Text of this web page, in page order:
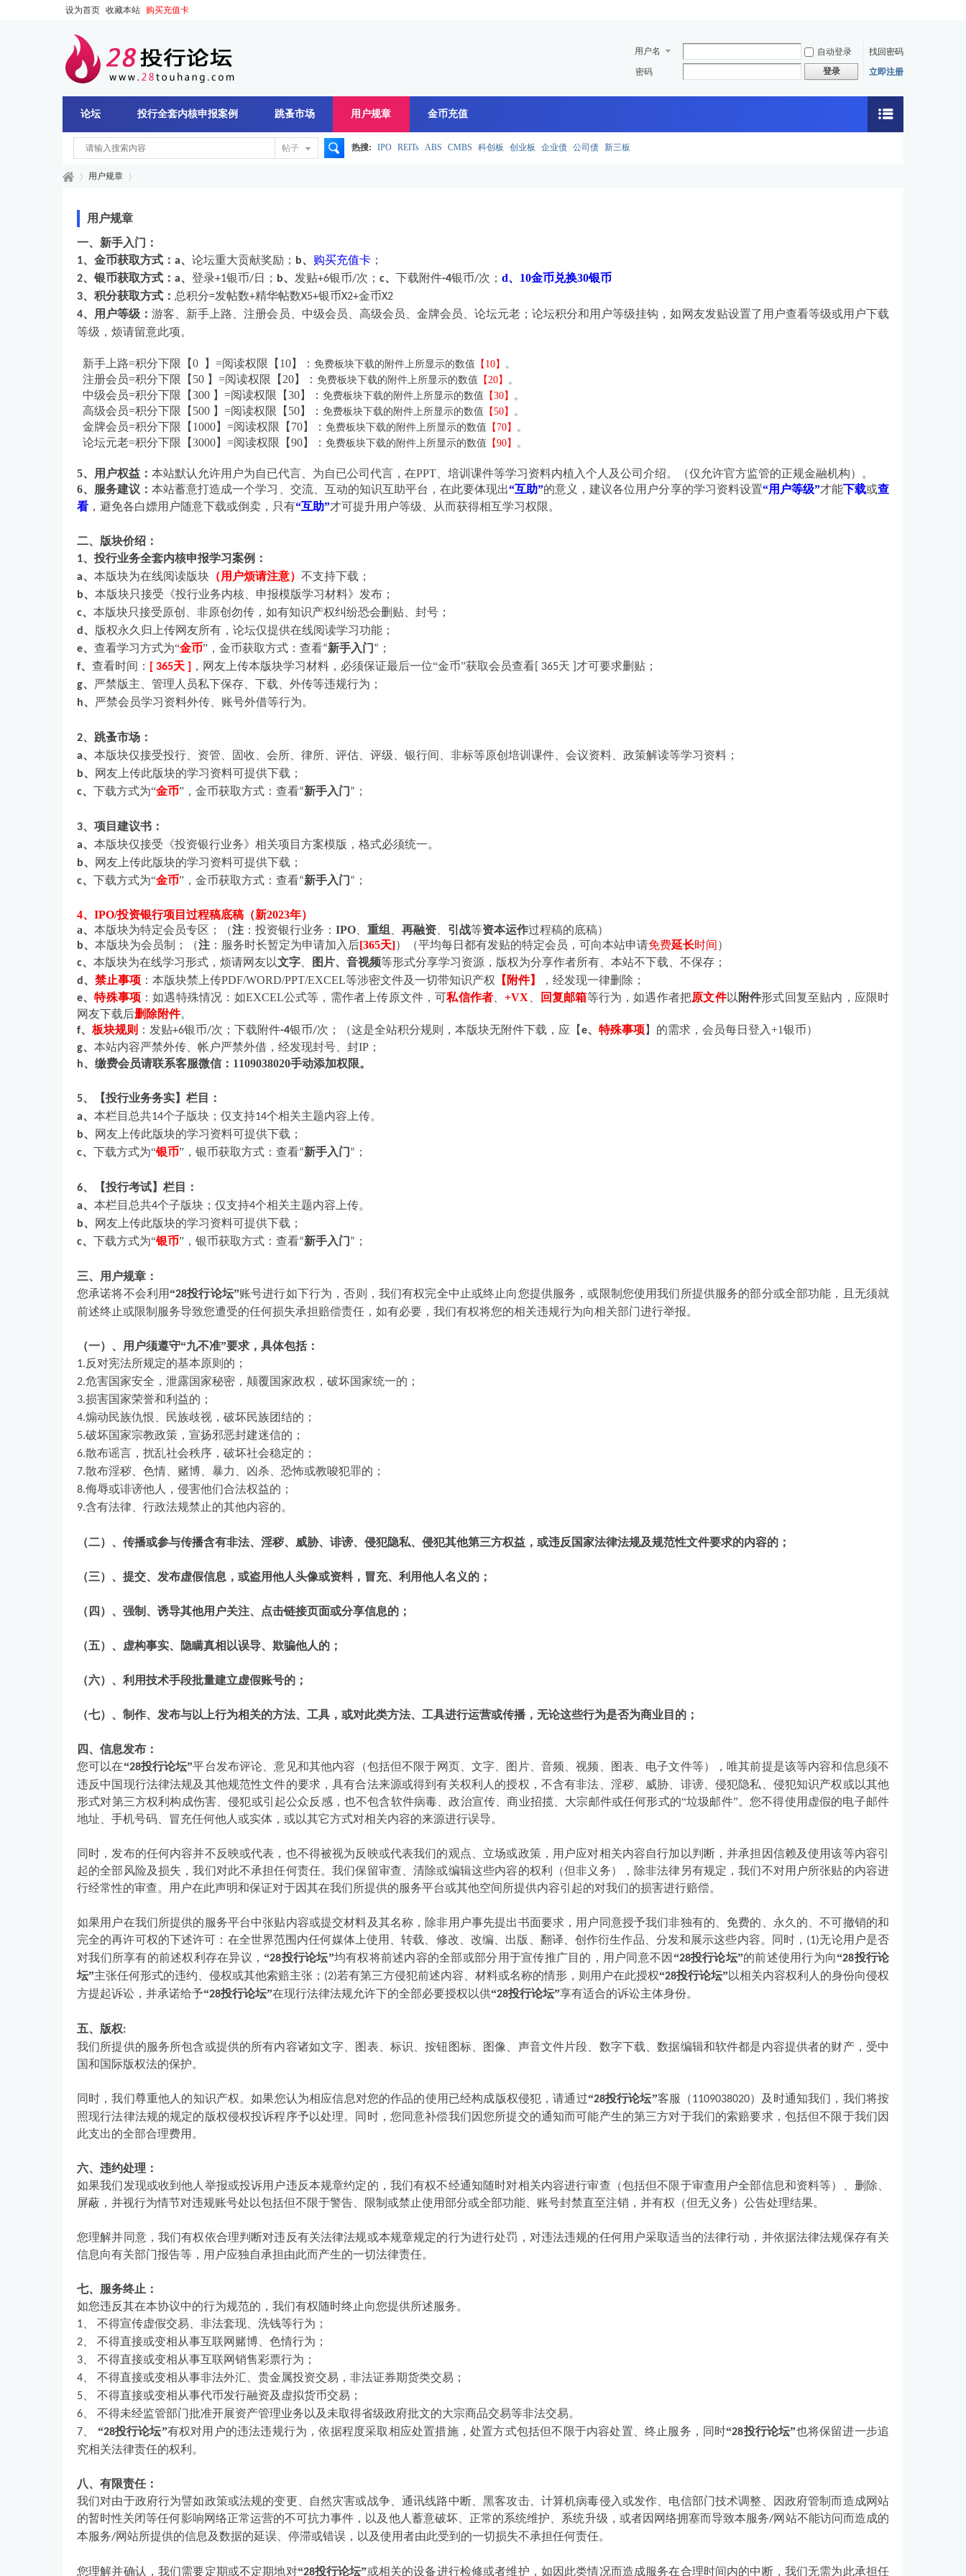
设为首页 收藏本站 购买充值卡
用户名 自动登录
找回密码
密码
登录 立即注册
论坛 投行全套内核申报案例 跳蚤市场 用户规章 金币充值
帖子
热搜: IPO REITs ABS CMBS 科创板 创业板 企业债 公司债 新三板
用户规章
用户规章
一、新手入门：
1、金币获取方式： a、 论坛重大贡献奖励； b、 购买充值卡 ；
2、银币获取方式： a、 登录+1银币/日； b、 发贴+6银币/次； c、 下载附件-4银币/次； d、 10金币兑换30银币
3、积分获取方式： 总积分=发帖数+精华帖数X5+银币X2+金币X2
4、用户等级：游客、新手上路、注册会员、中级会员、高级会员、金牌会员、论坛元老；论坛积分和用户等级挂钩，如网友发贴设置了用户查看等级或用户下载
等级，烦请留意此项。
新手上路=积分下限【0 】=阅读权限【10】： 免费板块下载的附件上所显示的数值 【10】 。
注册会员=积分下限【50 】=阅读权限【20】： 免费板块下载的附件上所显示的数值 【20】 。
中级会员=积分下限【300 】=阅读权限【30】： 免费板块下载的附件上所显示的数值 【30】 。
高级会员=积分下限【500 】=阅读权限【50】： 免费板块下载的附件上所显示的数值 【50】 。
金牌会员=积分下限【1000】=阅读权限【70】： 免费板块下载的附件上所显示的数值 【70】 。
论坛元老=积分下限【3000】=阅读权限【90】： 免费板块下载的附件上所显示的数值 【90】 。
5、 用户权益： 本站默认允许用户为自已代言、为自已公司代言，在PPT、培训课件等学习资料内植入个人及公司介绍。（仅允许官方监管的正规金融机构）。
6、服务建议：本站蓄意打造成一个学习、交流、互动的知识互助平台，在此要体现出“互助”的意义，建议各位用户分享的学习资料设置“用户等级”才能下载或查
看 ，避免各白嫖用户随意下载或倒卖，只有“互助”才可提升用户等级、从而获得相互学习权限。
二、版块价绍：
1、投行业务全套内核申报学习案例：
a、 本版块为在线阅读版块 （用户烦请注意） 不支持下载；
b、 本版块只接受《投行业务内核、申报模版学习材料》发布；
c、 本版块只接受原创、非原创勿传，如有知识产权纠纷恐会删贴、封号；
d 、 版权永久归上传网友所有，论坛仅提供在线阅读学习功能；
e、 查看学习方式为“金币”，金币获取方式：查看“新手入门 ” ；
f、 查看时间： [ 365天 ，网友上传本版块学习材料，必须保证最后一位“金币”获取会员查看 [ 365天 才可要求删贴；
g、 严禁版主、管理人员私下保存、下载、外传等违规行为；
h、 严禁会员学习资料外传、账号外借等行为。
2、跳蚤市场：
a、 本版块仅接受投行、资管、固收、会所、律所、评估、评级、银行间、非标等原创培训课件、会议资料、政策解读等学习资料；
b、 网友上传此版块的学习资料可提供下载；
c、 下载方式为“金币”，金币获取方式：查看“新手入门 ” ；
3、项目建议书：
a、 本版块仅接受《投资银行业务》相关项目方案模版，格式必须统一。
b、 网友上传此版块的学习资料可提供下载；
c、 下载方式为“金币”，金币获取方式：查看“新手入门 ” ；
4、IPO/投资银行项目过程稿底稿（新2023年）
a、 本版块为特定会员专区；（注 ：投资银行业务： IPO 重组 再融资 引战等资本运作过程稿的底稿）
b、 本版块为会员制；（注 ：服务时长暂定为申请加入后[365天]）（平均每日都有发贴的特定会员，可向本站申请免费延长时间 ）
c、 本版块为在线学习形式，烦请网友以文字 图片、音视频等形式分享学习资源，版权为分享作者所有、本站不下载、不保存；
d 、 禁止事项 ：本版块禁上传PDF/WORD/PPT/EXCEL等涉密文件及一切带知识产权 【附件】 ，经发现一律删除；
e、特殊事项 ：如遇特殊情况：如EXCEL公式等，需作者上传原文件，可私信作者 、+VX 回复邮箱等行为，如遇作者把原文件以 附件形式回复至贴内，应限时
网友下载后删除附件。
f、 板块规则 ： 发贴+6银币/次； 下载附件-4银币/次；（这是全站积分规则，本版块无附件下载，应【e、 特殊事项】的需求，会员每日登入+1银币）
g、 本站内容严禁外传、帐户严禁外借，经发现封号、封IP；
h、缴费会员请联系客服微信：1109038020手动添加权限。
5、【投行业务务实】栏目：
a、 本栏目总共14个子版块；仅支持14个相关主题内容上传。
b、 网友上传此版块的学习资料可提供下载；
c、 下载方式为“银币”，银币获取方式：查看“新手入门 ” ；
6、【投行考试】栏目：
a、 本栏目总共4个子版块；仅支持4个相关主题内容上传。
b、 网友上传此版块的学习资料可提供下载；
c、 下载方式为“银币”，银币获取方式：查看“新手入门 ” ；
三、用户规章：
您承诺将不会利用“28投行论坛”账号进行如下行为，否则，我们有权完全中止或终止向您提供服务，或限制您使用我们所提供服务的部分或全部功能，且无须就
前述终止或限制服务导致您遭受的任何损失承担赔偿责任，如有必要，我们有权将您的相关违规行为向相关部门进行举报。
（一）、用户须遵守“九不准”要求，具体包括：
1.反对宪法所规定的基本原则的；
2.危害国家安全，泄露国家秘密，颠覆国家政权，破坏国家统一的；
3.损害国家荣誉和利益的；
4.煽动民族仇恨、民族歧视，破坏民族团结的；
5.破坏国家宗教政策，宣扬邪恶封建迷信的；
6.散布谣言，扰乱社会秩序，破坏社会稳定的；
7.散布淫秽、色情、赌博、暴力、凶杀、恐怖或教唆犯罪的；
8.侮辱或诽谤他人，侵害他们合法权益的；
9.含有法律、行政法规禁止的其他内容的。
（二）、传播或参与传播含有非法、淫秽、威胁、诽谤、侵犯隐私、侵犯其他第三方权益，或违反国家法律法规及规范性文件要求的内容的；
（三）、提交、发布虚假信息，或盗用他人头像或资料，冒充、利用他人名义的；
（四）、强制、诱导其他用户关注、点击链接页面或分享信息的；
（五）、虚构事实、隐瞒真相以误导、欺骗他人的；
（六）、利用技术手段批量建立虚假账号的；
（七）、制作、发布与以上行为相关的方法、工具，或对此类方法、工具进行运营或传播，无论这些行为是否为商业目的；
四、信息发布：
您可以在“28投行论坛”平台发布评论、意见和其他内容（包括但不限于网页、文字、图片、音频、视频、图表、电子文件等），唯其前提是该等内容和信息须不
违反中国现行法律法规及其他规范性文件的要求，具有合法来源或得到有关权利人的授权，不含有非法、淫秽、威胁、诽谤、侵犯隐私、侵犯知识产权或以其他
形式对第三方权利构成伤害、侵犯或引起公众反感，也不包含软件病毒、政治宣传、商业招揽、大宗邮件或任何形式的“垃圾邮件”。您不得使用虚假的电子邮件
地址、手机号码、冒充任何他人或实体，或以其它方式对相关内容的来源进行误导。
同时，发布的任何内容并不反映或代表，也不得被视为反映或代表我们的观点、立场或政策，用户应对相关内容自行加以判断，并承担因信赖及使用该等内容引
起的全部风险及损失，我们对此不承担任何责任。我们保留审查、清除或编辑这些内容的权利（但非义务），除非法律另有规定，我们不对用户所张贴的内容进
行经常性的审查。用户在此声明和保证对于因其在我们所提供的服务平台或其他空间所提供内容引起的对我们的损害进行赔偿。
如果用户在我们所提供的服务平台中张贴内容或提交材料及其名称，除非用户事先提出书面要求，用户同意授予我们非独有的、免费的、永久的、不可撤销的和
完全的再许可权的下述许可：在全世界范围内任何媒体上使用、转载、修改、改编、出版、翻译、创作衍生作品、分发和展示这些内容。同时， (1)无论用户是否
对我们所享有的前述权利存在异议，“28投行论坛”均有权将前述内容的全部或部分用于宣传推广目的，用户同意不因 “28投行论坛”的前述使用行为向“28投行论
坛”主张任何形式的违约、侵权或其他索赔主张； (2)若有第三方侵犯前述内容、材料或名称的情形，则用户在此授权“28投行论坛”以相关内容权利人的身份向侵权
方提起诉讼，并承诺给予“28投行论坛”在现行法律法规允许下的全部必要授权以供“28投行论坛”享有适合的诉讼主体身份。
五、版权:
我们所提供的服务所包含或提供的所有内容诸如文字、图表、标识、按钮图标、图像、声音文件片段、数字下载、数据编辑和软件都是内容提供者的财产，受中
国和国际版权法的保护。
同时，我们尊重他人的知识产权。如果您认为相应信息对您的作品的使用已经构成版权侵犯，请通过“28投行论坛”客服（1109038020）及时通知我们，我们将按
照现行法律法规的规定的版权侵权投诉程序予以处理。同时，您同意补偿我们因您所提交的通知而可能产生的第三方对于我们的索赔要求，包括但不限于我们因
此支出的全部合理费用。
六、违约处理：
如果我们发现或收到他人举报或投诉用户违反本规章约定的，我们有权不经通知随时对相关内容进行审查（包括但不限于审查用户全部信息和资料等）、删除、
屏蔽，并视行为情节对违规账号处以包括但不限于警告、限制或禁止使用部分或全部功能、账号封禁直至注销，并有权（但无义务）公告处理结果。
您理解并同意，我们有权依合理判断对违反有关法律法规或本规章规定的行为进行处罚，对违法违规的任何用户采取适当的法律行动，并依据法律法规保存有关
信息向有关部门报告等，用户应独自承担由此而产生的一切法律责任。
七、服务终止：
如您违反其在本协议中的行为规范的，我们有权随时终止向您提供所述服务。
1 不得宣传虚假交易、非法套现、洗钱等行为；
2 不得直接或变相从事互联网赌博、色情行为；
3 不得直接或变相从事互联网销售彩票行为；
4 不得直接或变相从事非法外汇、贵金属投资交易，非法证券期货类交易；
5 不得直接或变相从事代币发行融资及虚拟货币交易；
6 不得未经监管部门批准开展资产管理业务以及未取得省级政府批文的大宗商品交易等非法交易。
7 “28投行论坛”有权对用户的违法违规行为，依据程度采取相应处置措施，处置方式包括但不限于内容处置、终止服务，同时“28投行论坛”也将保留进一步追
究相关法律责任的权利。
八、有限责任：
我们对由于政府行为譬如政策或法规的变更、自然灾害或战争、通讯线路中断、黑客攻击、计算机病毒侵入或发作、电信部门技术调整、因政府管制而造成网站
的暂时性关闭等任何影响网络正常运营的不可抗力事件，以及他人蓄意破坏、正常的系统维护、系统升级，或者因网络拥塞而导致本服务/网站不能访问而造成的
本服务/网站所提供的信息及数据的延误、停滞或错误，以及使用者由此受到的一切损失不承担任何责任。
您理解并确认，我们需要定期或不定期地对“28投行论坛”或相关的设备进行检修或者维护，如因此类情况而造成服务在合理时间内的中断，我们无需为此承担任